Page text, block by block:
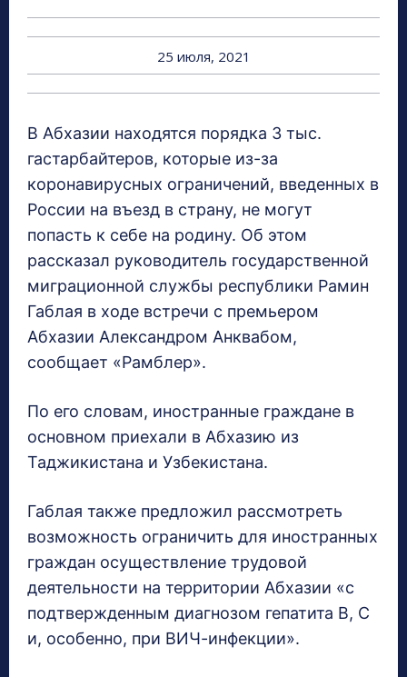
25 июля, 2021
В Абхазии находятся порядка 3 тыс.
гастарбайтеров, которые из-за
коронавирусных ограничений, введенных в
России на въезд в страну, не могут
попасть к себе на родину. Об этом
рассказал руководитель государственной
миграционной службы республики Рамин
Габлая в ходе встречи с премьером
Абхазии Александром Анквабом,
сообщает «Рамблер».
По его словам, иностранные граждане в
основном приехали в Абхазию из
Таджикистана и Узбекистана.
Габлая также предложил рассмотреть
возможность ограничить для иностранных
граждан осуществление трудовой
деятельности на территории Абхазии «с
подтвержденным диагнозом гепатита В, С
и, особенно, при ВИЧ-инфекции».